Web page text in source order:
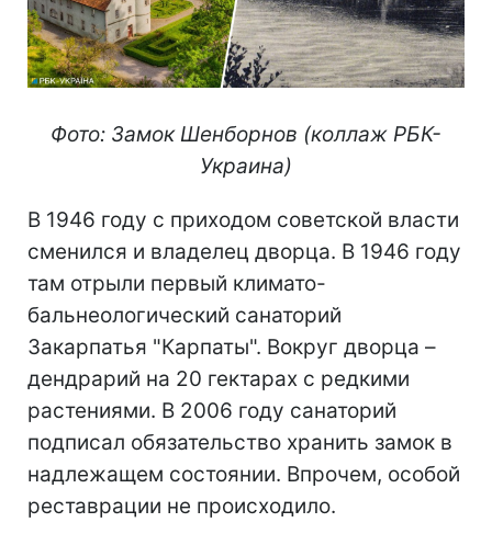
Фото: Замок Шенборнов (коллаж РБК-
Украина)
В 1946 году с приходом советской власти
сменился и владелец дворца. В 1946 году
там отрыли первый климато-
бальнеологический санаторий
Закарпатья "Карпаты". Вокруг дворца –
дендрарий на 20 гектарах с редкими
растениями. В 2006 году санаторий
подписал обязательство хранить замок в
надлежащем состоянии. Впрочем, особой
реставрации не происходило.